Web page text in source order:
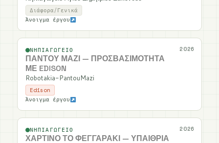
Διάφορα/Γενικά
Άνοιγμα έργου
2026
ΝΗΠΙΑΓΩΓΕΊΟ
ΠΑΝΤΟΎ ΜΑΖΊ — ΠΡΟΣΒΑΣΙΜΌΤΗΤΑ
ΜΕ EDISON
Robotakia-PantouMazi
Edison
Άνοιγμα έργου
2026
ΝΗΠΙΑΓΩΓΕΊΟ
ΧΆΡΤΙΝΟ ΤΟ ΦΕΓΓΑΡΆΚΙ — ΥΠΑΊΘΡΙΑ